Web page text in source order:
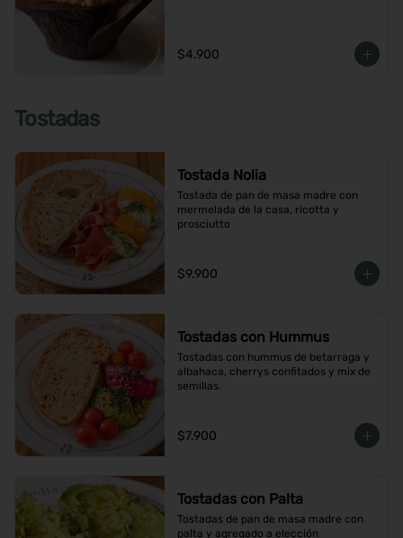
$4.900
Tostadas
Tostada Nolia
Tostada de pan de masa madre con
mermelada de la casa, ricotta y
prosciutto
$9.900
Tostadas con Hummus
Tostadas con hummus de betarraga y
albahaca, cherrys confitados y mix de
semillas.
$7.900
Tostadas con Palta
Tostadas de pan de masa madre con
palta y agregado a elección